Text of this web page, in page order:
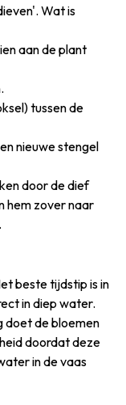
Wat is
aan de plant
tussen de
nieuwe stengel
door de dief
hem zover naar
beste tijdstip is in
in diep water.
doet de bloemen
doordat deze
in de vaas